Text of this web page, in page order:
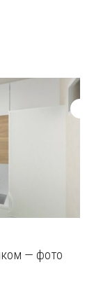
— фото